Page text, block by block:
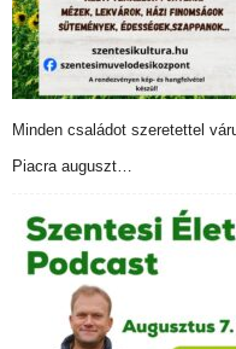
Minden családot szeretettel
Piacra auguszt…